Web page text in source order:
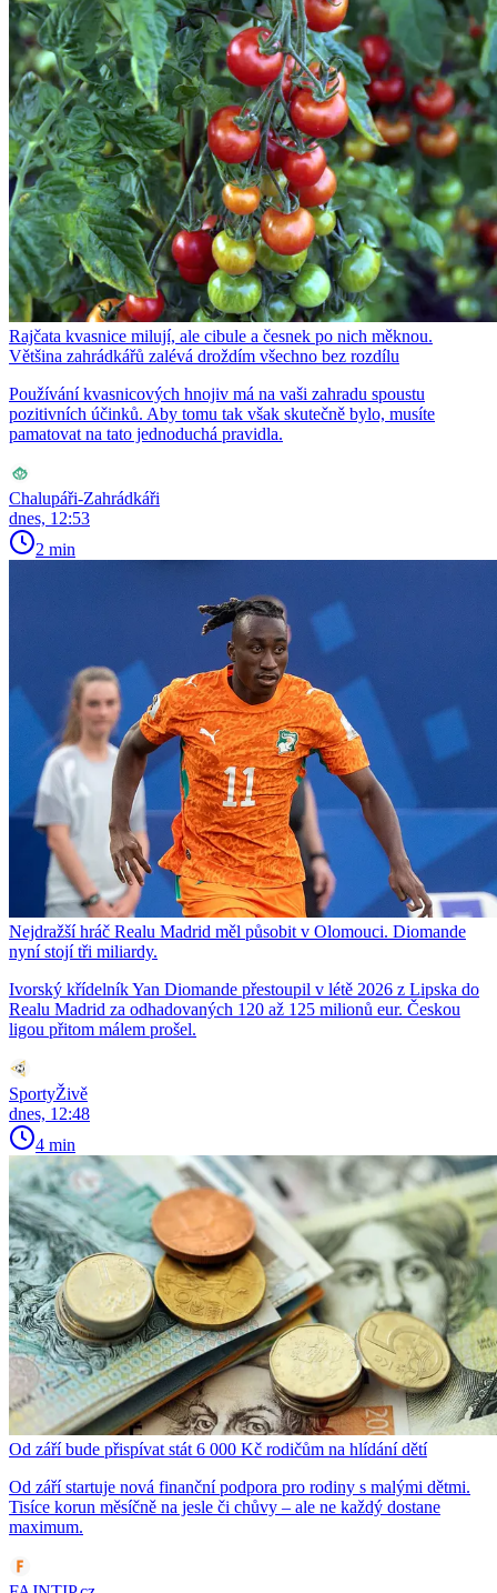
Rajčata kvasnice milují, ale cibule a česnek po nich měknou.
Většina zahrádkářů zalévá droždím všechno bez rozdílu
Používání kvasnicových hnojiv má na vaši zahradu spoustu
pozitivních účinků. Aby tomu tak však skutečně bylo, musíte
pamatovat na tato jednoduchá pravidla.
Chalupáři-Zahrádkáři
dnes, 12:53
2 min
Nejdražší hráč Realu Madrid měl působit v Olomouci. Diomande
nyní stojí tři miliardy.
Ivorský křídelník Yan Diomande přestoupil v létě 2026 z Lipska do
Realu Madrid za odhadovaných 120 až 125 milionů eur. Českou
ligou přitom málem prošel.
SportyŽivě
dnes, 12:48
4 min
Od září bude přispívat stát 6 000 Kč rodičům na hlídání dětí
Od září startuje nová finanční podpora pro rodiny s malými dětmi.
Tisíce korun měsíčně na jesle či chůvy – ale ne každý dostane
maximum.